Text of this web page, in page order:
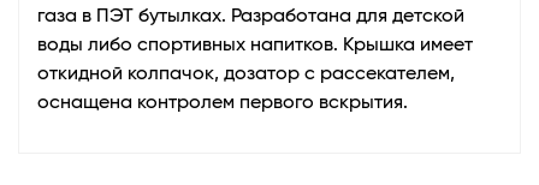
газа в ПЭТ бутылках. Разработана для детской
воды либо спортивных напитков. Крышка имеет
откидной колпачок, дозатор с рассекателем,
оснащена контролем первого вскрытия.